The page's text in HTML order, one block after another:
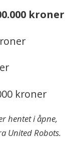
kroner
kroner
hentet i åpne,
United Robots.